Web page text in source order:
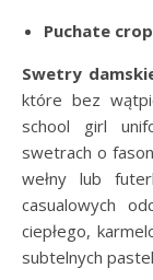
Puchate
Swetry
które bez
school girl
swetrach o
wełny lub
casualowych
ciepłego,
subtelnych